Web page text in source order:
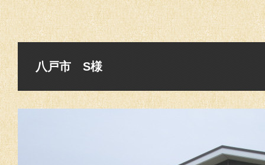
八戸市 S様